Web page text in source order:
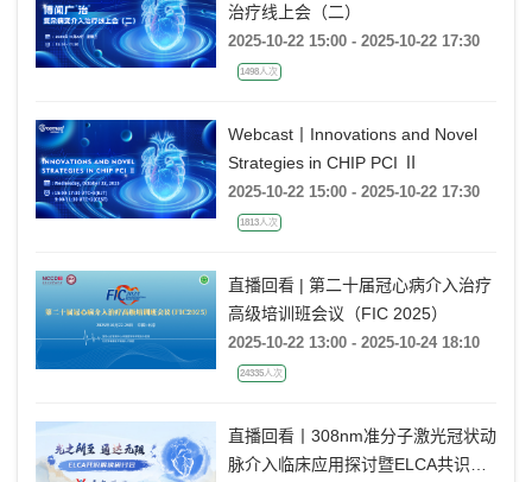
治疗线上会（二）
2025-10-22 15:00 - 2025-10-22 17:30
1498人次
Webcast丨Innovations and Novel
Strategies in CHIP PCI Ⅱ
2025-10-22 15:00 - 2025-10-22 17:30
1813人次
直播回看 | 第二十届冠心病介入治疗
高级培训班会议（FIC 2025）
2025-10-22 13:00 - 2025-10-24 18:10
24335人次
直播回看丨308nm准分子激光冠状动
脉介入临床应用探讨暨ELCA共识解